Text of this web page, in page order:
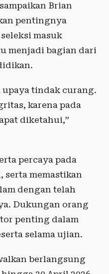
Brian
pentingnya
masuk
menjadi bagian dari
upaya tindak curang.
karena pada
diketahui,”
percaya pada
serta memastikan
dengan telah
Dukungan orang
penting dalam
selama ujian.
berlangsung